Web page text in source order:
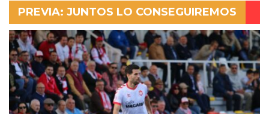
PREVIA: JUNTOS LO CONSEGUIREMOS